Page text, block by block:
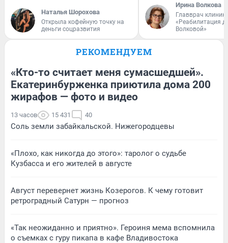
Наталья Шорохова
Открыла кофейную точку на
деньги соцразвития
Ирина Волкова
Главврач
«Реабилитация
Волковой»
РЕКОМЕНДУЕМ
«Кто-то считает меня сумасшедшей».
Екатеринбурженка приютила дома 200
жирафов — фото и видео
13 часов 15 431 40
Соль земли забайкальской. Нижегородцевы
«Плохо, как никогда до этого»: таролог о судьбе
Кузбасса и его жителей в августе
Август перевернет жизнь Козерогов. К чему готовит
ретроградный Сатурн — прогноз
«Так неожиданно и приятно». Героиня мема вспомнила
о съемках с гуру пикапа в кафе Владивостока